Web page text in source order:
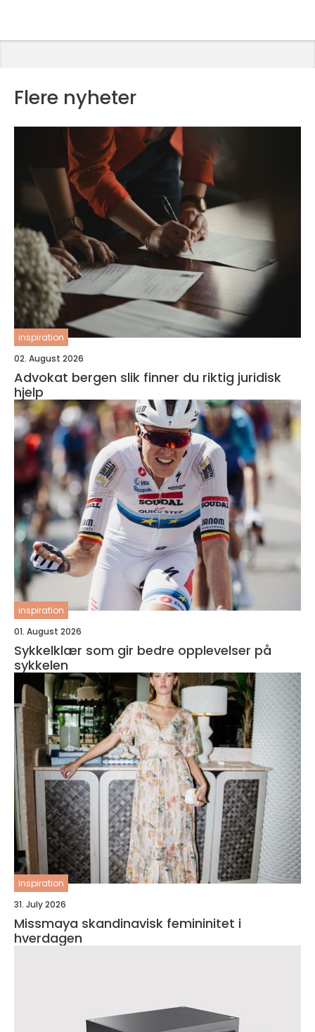
Flere nyheter
inspiration
02. August 2026
Advokat bergen slik finner du riktig juridisk
hjelp
inspiration
01. August 2026
Sykkelklær som gir bedre opplevelser på
sykkelen
inspiration
31. July 2026
Missmaya skandinavisk femininitet i
hverdagen